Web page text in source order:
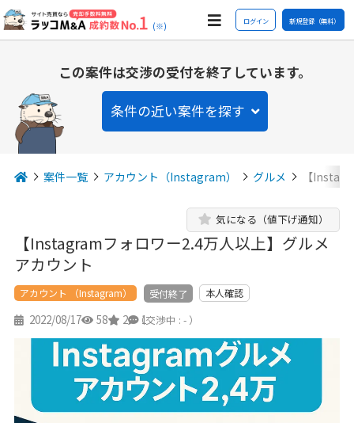
(※) ログイン 新規登録（無料）
この案件は交渉の受付を終了しています。
条件の近い案件を探す
案件一覧 アカウント（Instagram） グルメ 【
【Instagramフォロワー2.4万人以上】グルメ
アカウント
気になる（値下げ通知）
アカウント （Instagram） 受付終了 本人確認
2022/08/17 58 2 1
（交渉中 : - ）